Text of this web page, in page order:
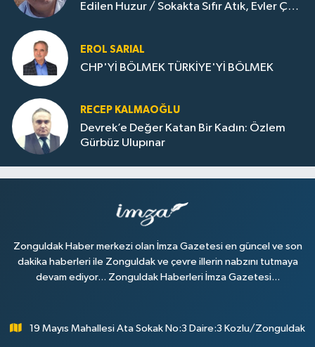
Edilen Huzur / Sokakta Sıfır Atık, Evler Çöp
EROL SARIAL
CHP'Yİ BÖLMEK TÜRKİYE'Yİ BÖLMEK
RECEP KALMAOĞLU
Devrek’e Değer Katan Bir Kadın: Özlem
Gürbüz Ulupınar
Zonguldak Haber merkezi olan İmza Gazetesi en güncel ve son
dakika haberleri ile Zonguldak ve çevre illerin nabzını tutmaya
devam ediyor... Zonguldak Haberleri İmza Gazetesi...
19 Mayıs Mahallesi Ata Sokak No:3 Daire:3 Kozlu/Zonguldak